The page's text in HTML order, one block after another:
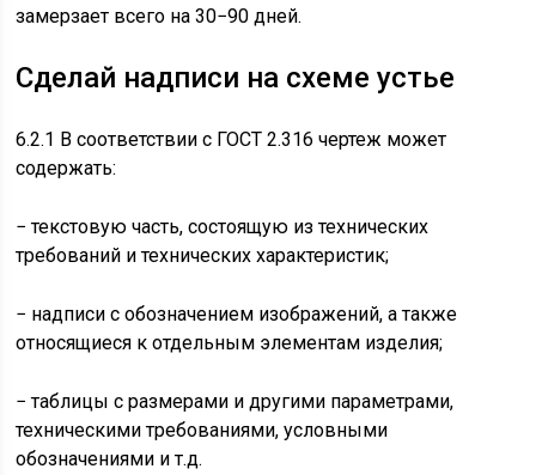
замерзает всего на 30−90 дней.
Сделай надписи на схеме устье
6.2.1 В соответствии с ГОСТ 2.316 чертеж может
содержать:
− текстовую часть, состоящую из технических
требований и технических характеристик;
− надписи с обозначением изображений, а также
относящиеся к отдельным элементам изделия;
− таблицы с размерами и другими параметрами,
техническими требованиями, условными
обозначениями и т.д.